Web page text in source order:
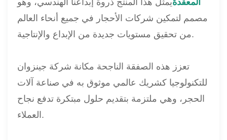
مصمم لتمكين شركات الأحجار في جميع أنحاء العالم
من تحقيق مستويات جديدة من الإبداع والإنتاجية.
تعزز هذه الصفقة الناجحة مكانة شركة جينزوان
للتكنولوجيا كشريك عالمي موثوق به في صناعة آلات
الحجر، وهي ملتزمة بتقديم حلول مبتكرة تدفع نجاح
العملاء.